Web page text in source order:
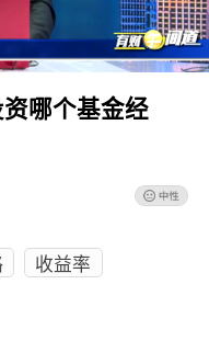
哪个基金经
收益率